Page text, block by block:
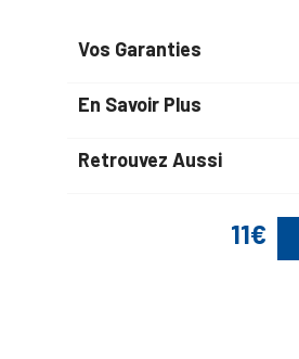
11€
Vos Garanties
En Savoir Plus
Retrouvez Aussi